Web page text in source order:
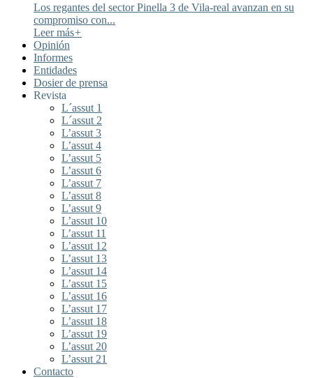
Los regantes del sector Pinella 3 de Vila-real avanzan en su
compromiso con...
Leer más+
Opinión
Informes
Entidades
Dosier de prensa
Revista
L´assut 1
L´assut 2
L’assut 3
L’assut 4
L’assut 5
L’assut 6
L’assut 7
L’assut 8
L’assut 9
L’assut 10
L’assut 11
L’assut 12
L’assut 13
L’assut 14
L’assut 15
L’assut 16
L’assut 17
L’assut 18
L’assut 19
L’assut 20
L’assut 21
Contacto